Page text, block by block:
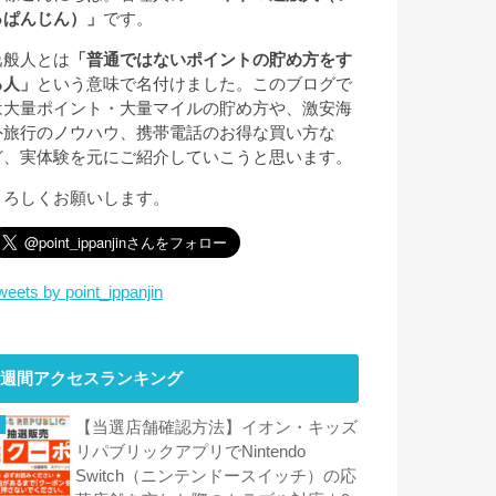
んじん）」 です。
般人とは 「普通ではないポイントの貯め方をす
」
という意味で名付けました。このブログで
大量ポイント・大量マイルの貯め方や、激安海
旅行のノウハウ、携帯電話のお得な買い方な
、実体験を元にご紹介していこうと思います。
しくお願いします。
by point_ippanjin
週間アクセスランキング
【当選店舗確認方法】イオン・キッズ
リパブリックアプリでNintendo
Switch（ニンテンドースイッチ）の応